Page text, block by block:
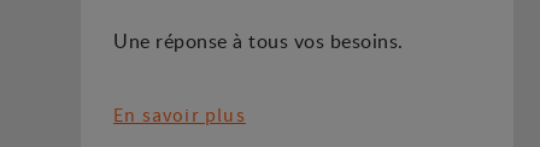
Une réponse à tous vos besoins.
En savoir plus